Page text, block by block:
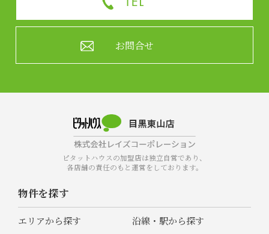
お問合せ
ピタットハウスの加盟店は独立自営であり、
各店舗の責任のもと運営をしております。
物件を探す
エリアから探す 沿線・駅から探す